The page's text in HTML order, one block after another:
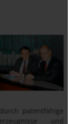
patentfähige
und